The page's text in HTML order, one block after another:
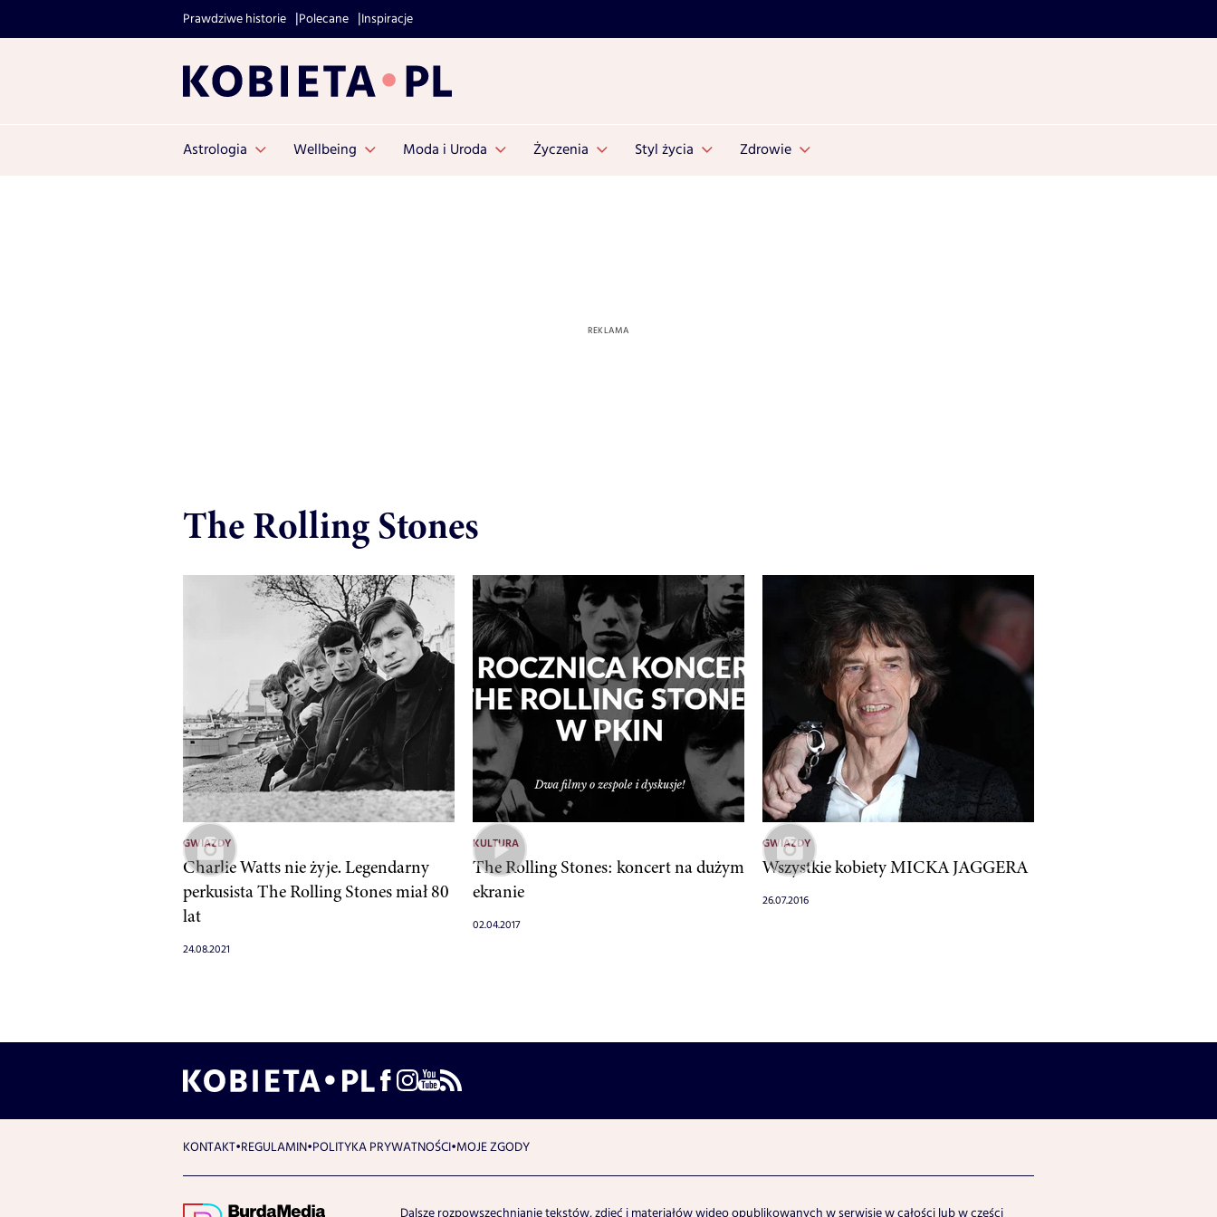
Prawdziwe historie Polecane Inspiracje
Astrologia Wellbeing Moda i Uroda Życzenia Styl życia Zdrowie
The Rolling Stones
GWIAZDY
Charlie Watts nie żyje. Legendarny
perkusista The Rolling Stones miał 80
lat
24.08.2021
KULTURA
The Rolling Stones: koncert na dużym
ekranie
02.04.2017
GWIAZDY
Wszystkie kobiety MICKA JAGGERA
26.07.2016
KONTAKT REGULAMIN POLITYKA PRYWATNOŚCI MOJE ZGODY
Dalsze rozpowszechnianie tekstów, zdjęć i materiałów wideo opublikowanych w serwisie w całości lub w części